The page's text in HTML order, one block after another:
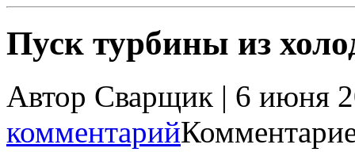
Пуск турбины из
Автор Сварщик | 6 июня
комментарий